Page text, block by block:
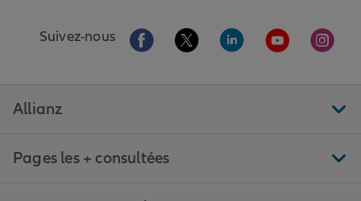
Suivez-nous Aller sur la page Facebook de Allianz
Aller sur la page Twitter de
Aller sur la page
Aller sur la
Aller
Allianz
Pages les + consultées